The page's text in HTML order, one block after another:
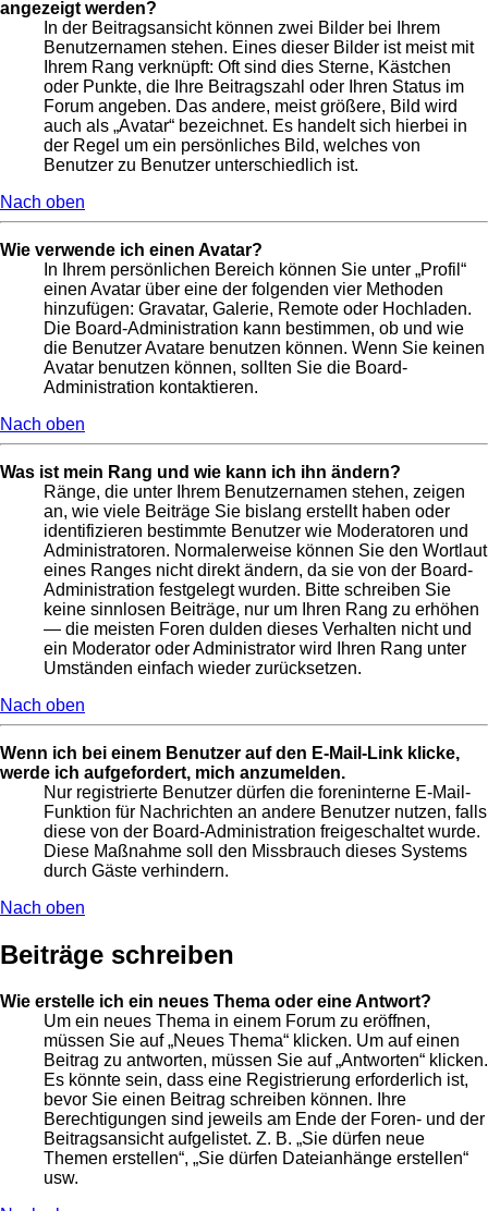
angezeigt werden?
In der Beitragsansicht können zwei Bilder bei Ihrem
Benutzernamen stehen. Eines dieser Bilder ist meist mit
Ihrem Rang verknüpft: Oft sind dies Sterne, Kästchen
oder Punkte, die Ihre Beitragszahl oder Ihren Status im
Forum angeben. Das andere, meist größere, Bild wird
auch als „Avatar“ bezeichnet. Es handelt sich hierbei in
der Regel um ein persönliches Bild, welches von
Benutzer zu Benutzer unterschiedlich ist.
Nach oben
Wie verwende ich einen Avatar?
In Ihrem persönlichen Bereich können Sie unter „Profil“
einen Avatar über eine der folgenden vier Methoden
hinzufügen: Gravatar, Galerie, Remote oder Hochladen.
Die Board-Administration kann bestimmen, ob und wie
die Benutzer Avatare benutzen können. Wenn Sie keinen
Avatar benutzen können, sollten Sie die Board-
Administration kontaktieren.
Nach oben
Was ist mein Rang und wie kann ich ihn ändern?
Ränge, die unter Ihrem Benutzernamen stehen, zeigen
an, wie viele Beiträge Sie bislang erstellt haben oder
identifizieren bestimmte Benutzer wie Moderatoren und
Administratoren. Normalerweise können Sie den Wortlaut
eines Ranges nicht direkt ändern, da sie von der Board-
Administration festgelegt wurden. Bitte schreiben Sie
keine sinnlosen Beiträge, nur um Ihren Rang zu erhöhen
— die meisten Foren dulden dieses Verhalten nicht und
ein Moderator oder Administrator wird Ihren Rang unter
Umständen einfach wieder zurücksetzen.
Nach oben
Wenn ich bei einem Benutzer auf den E-Mail-Link klicke,
werde ich aufgefordert, mich anzumelden.
Nur registrierte Benutzer dürfen die foreninterne E-Mail-
Funktion für Nachrichten an andere Benutzer nutzen, falls
diese von der Board-Administration freigeschaltet wurde.
Diese Maßnahme soll den Missbrauch dieses Systems
durch Gäste verhindern.
Nach oben
Beiträge schreiben
Wie erstelle ich ein neues Thema oder eine Antwort?
Um ein neues Thema in einem Forum zu eröffnen,
müssen Sie auf „Neues Thema“ klicken. Um auf einen
Beitrag zu antworten, müssen Sie auf „Antworten“ klicken.
Es könnte sein, dass eine Registrierung erforderlich ist,
bevor Sie einen Beitrag schreiben können. Ihre
Berechtigungen sind jeweils am Ende der Foren- und der
Beitragsansicht aufgelistet. Z. B. „Sie dürfen neue
Themen erstellen“, „Sie dürfen Dateianhänge erstellen“
usw.